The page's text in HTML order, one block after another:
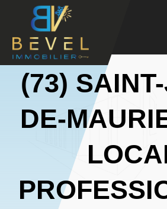
(73)
DE-